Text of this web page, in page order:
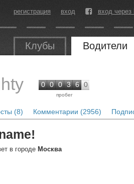
регистрация вход вход через
Клубы Водители
0 0 0 3 6 0
пробег
(8) Комментарии (2956)
в городе Москва